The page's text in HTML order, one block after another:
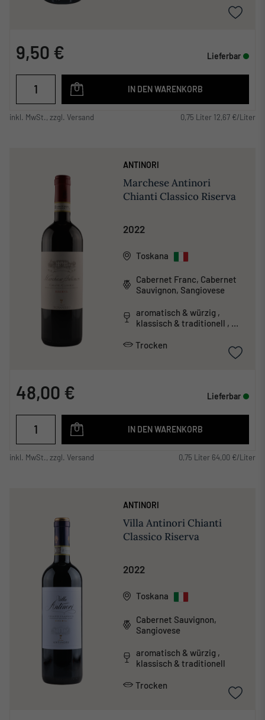
9,50 € Lieferbar
IN DEN WARENKORB
inkl. MwSt., zzgl. Versand 0,75 Liter 12,67 €/Liter
ANTINORI
Marchese Antinori
Chianti Classico Riserva
2022
Toskana
Cabernet Franc, Cabernet
Sauvignon, Sangiovese
aromatisch & würzig ,
klassisch & traditionell ,
Trocken
48,00 € Lieferbar
IN DEN WARENKORB
inkl. MwSt., zzgl. Versand 0,75 Liter 64,00 €/Liter
ANTINORI
Villa Antinori Chianti
Classico Riserva
2022
Toskana
Cabernet Sauvignon,
Sangiovese
aromatisch & würzig ,
klassisch & traditionell
Trocken